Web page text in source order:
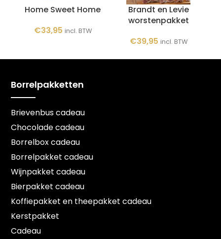
Home Sweet Home
€33,95 incl. BTW
Brandt en Levie
worstenpakket
€39,95 incl. BTW
Borrelpakketten
Brievenbus cadeau
Chocolade cadeau
Borrelbox cadeau
Borrelpakket cadeau
Wijnpakket cadeau
Bierpakket cadeau
Koffiepakket en theepakket cadeau
Kerstpakket
Cadeau